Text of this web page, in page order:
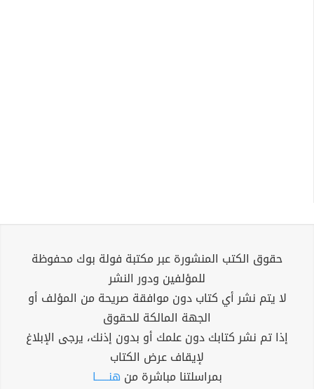
حقوق الكتب المنشورة عبر مكتبة فولة بوك محفوظة
للمؤلفين ودور النشر
لا يتم نشر أي كتاب دون موافقة صريحة من المؤلف أو
الجهة المالكة للحقوق
إذا تم نشر كتابك دون علمك أو بدون إذنك، يرجى الإبلاغ
لإيقاف عرض الكتاب
بمراسلتنا مباشرة من هنــــــا